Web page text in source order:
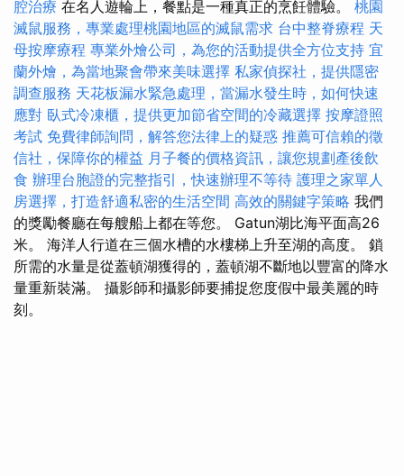
腔治療 在名人遊輪上，餐點是一種真正的烹飪體驗。 桃園
滅鼠服務，專業處理桃園地區的滅鼠需求 台中整脊療程 天
母按摩療程 專業外燴公司，為您的活動提供全方位支持 宜
蘭外燴，為當地聚會帶來美味選擇 私家偵探社，提供隱密
調查服務 天花板漏水緊急處理，當漏水發生時，如何快速
應對 臥式冷凍櫃，提供更加節省空間的冷藏選擇 按摩證照
考試 免費律師詢問，解答您法律上的疑惑 推薦可信賴的徵
信社，保障你的權益 月子餐的價格資訊，讓您規劃產後飲
食 辦理台胞證的完整指引，快速辦理不等待 護理之家單人
房選擇，打造舒適私密的生活空間 高效的關鍵字策略 我們
的獎勵餐廳在每艘船上都在等您。 Gatun湖比海平面高26
米。 海洋人行道在三個水槽的水樓梯上升至湖的高度。 鎖
所需的水量是從蓋頓湖獲得的，蓋頓湖不斷地以豐富的降水
量重新裝滿。 攝影師和攝影師要捕捉您度假中最美麗的時
刻。